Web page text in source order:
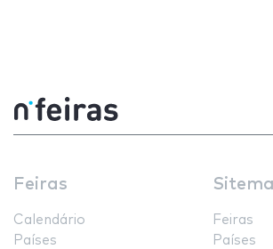
Feiras
Calendário
Países
Feiras
Países